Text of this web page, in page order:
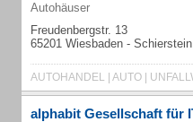
Autohäuser
Freudenbergstr. 13
65201 Wiesbaden - Schierstein
alphabit Gesellschaft für